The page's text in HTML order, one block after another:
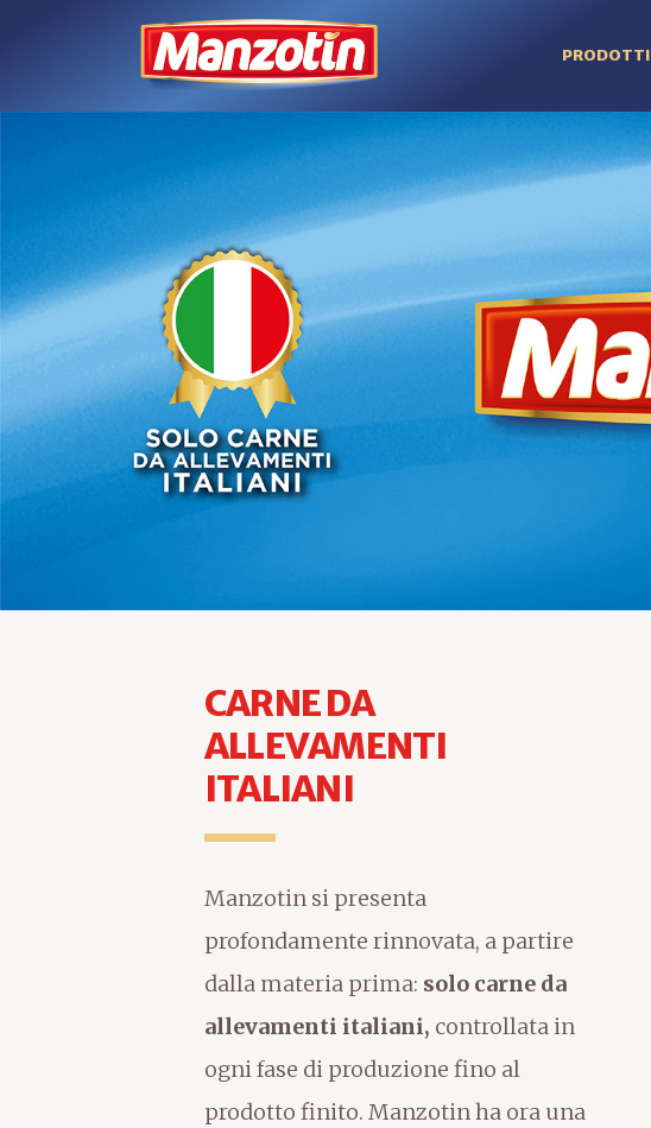
PRODOTTI
CARNE DA
ALLEVAMENTI
ITALIANI
Manzotin si presenta
profondamente rinnovata, a partire
dalla materia prima: solo carne da
allevamenti italiani, controllata in
ogni fase di produzione fino al
prodotto finito. Manzotin ha ora una